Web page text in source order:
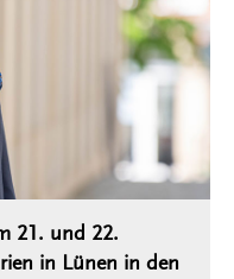
21. und 22.
in Lünen in den